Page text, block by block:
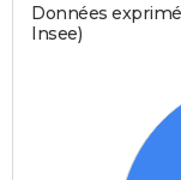
Données
Insee)